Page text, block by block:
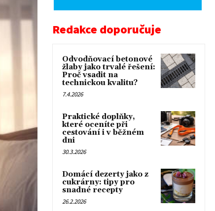
Redakce doporučuje
Odvodňovací betonové
žlaby jako trvalé řešení:
Proč vsadit na
technickou kvalitu?
7.4.2026
Praktické doplňky,
které oceníte při
cestování i v běžném
dni
30.3.2026
Domácí dezerty jako z
cukrárny: tipy pro
snadné recepty
26.2.2026